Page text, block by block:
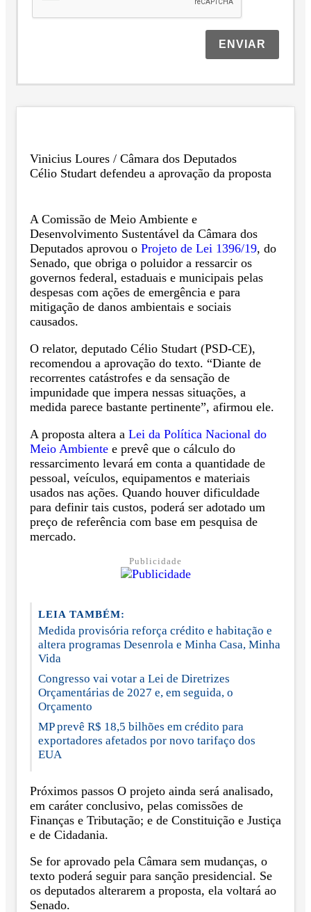
ENVIAR
Vinicius Loures / Câmara dos Deputados
Célio Studart defendeu a aprovação da proposta
A Comissão de Meio Ambiente e
Desenvolvimento Sustentável da Câmara dos
Deputados aprovou o Projeto de Lei 1396/19, do
Senado, que obriga o poluidor a ressarcir os
governos federal, estaduais e municipais pelas
despesas com ações de emergência e para
mitigação de danos ambientais e sociais
causados.
O relator, deputado Célio Studart (PSD-CE),
recomendou a aprovação do texto. “Diante de
recorrentes catástrofes e da sensação de
impunidade que impera nessas situações, a
medida parece bastante pertinente”, afirmou ele.
A proposta altera a Lei da Política Nacional do
Meio Ambiente e prevê que o cálculo do
ressarcimento levará em conta a quantidade de
pessoal, veículos, equipamentos e materiais
usados nas ações. Quando houver dificuldade
para definir tais custos, poderá ser adotado um
preço de referência com base em pesquisa de
mercado.
Publicidade
LEIA TAMBÉM:
Medida provisória reforça crédito e habitação e
altera programas Desenrola e Minha Casa, Minha
Vida
Congresso vai votar a Lei de Diretrizes
Orçamentárias de 2027 e, em seguida, o
Orçamento
MP prevê R$ 18,5 bilhões em crédito para
exportadores afetados por novo tarifaço dos
EUA
Próximos passos O projeto ainda será analisado,
em caráter conclusivo, pelas comissões de
Finanças e Tributação; e de Constituição e Justiça
e de Cidadania.
Se for aprovado pela Câmara sem mudanças, o
texto poderá seguir para sanção presidencial. Se
os deputados alterarem a proposta, ela voltará ao
Senado.